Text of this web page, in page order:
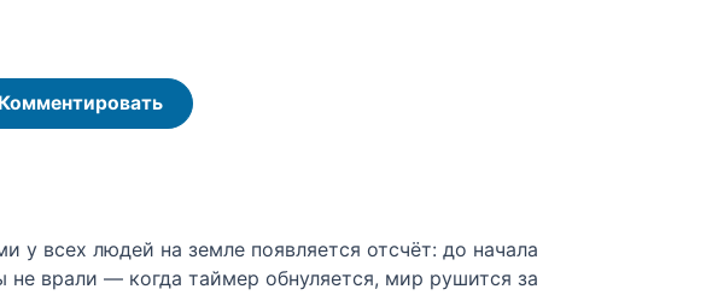
Комментировать
всех людей на земле появляется отсчёт: до начала
не врали — когда таймер обнуляется, мир рушится за